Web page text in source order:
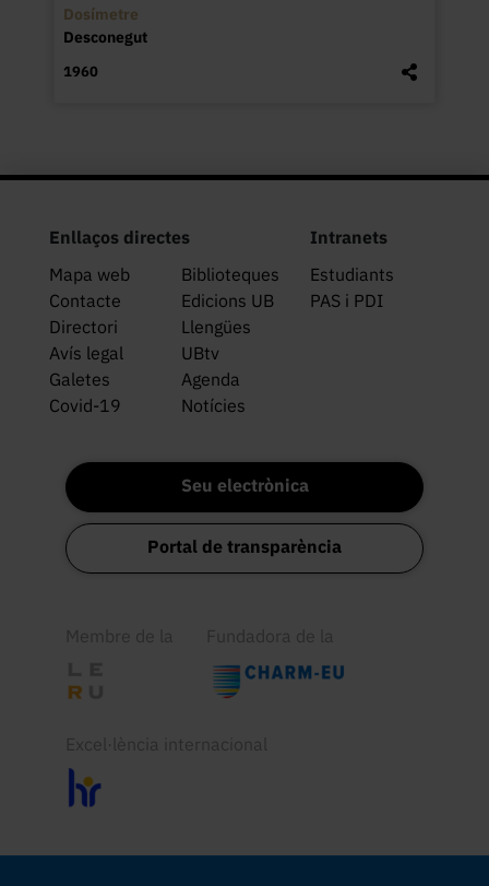
Dosímetre
Desconegut
1960
Enllaços directes
Mapa web
Biblioteques
Contacte
Edicions UB
Directori
Llengües
Avís legal
UBtv
Galetes
Agenda
Covid-19
Notícies
Intranets
Estudiants
PAS i PDI
Seu electrònica
Portal de transparència
Membre de la Fundadora de la
Excel·lència internacional